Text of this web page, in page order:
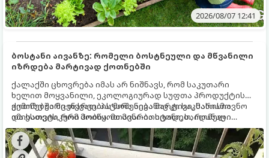
2026/08/07 12:41
ბოსტანი აივანზე: რომელი ბოსტნეული და მწვანილი
იზრდება მარტივად ქოთნებში
ქალაქში ცხოვრება იმას არ ნიშნავს, რომ საკუთარი
ხელით მოყვანილი, ეკოლოგიურად სუფთა პროდუქტის
გემოზე უარი თქვათ. პატარა აივანიც კი საკმარისია
იმისათვის, რომ მოიწყოთ მინი-ბოსტანი, საიდანაც
ყოველდღიურად ახალ, არომატულ მწვანილსა და
ბოსტნეულს მოკრეფთ.
ქოთნებში მცენარეების მოშენება მარტივი, სასიამოვნო
და ესთეტიკური ჰობია. მთავარია იცოდეთ, რომელი
კულტურები ეგუებიან ქოთნის პირობებს ყველაზე კარგად
და როგორ მოუაროთ მათ სწორად.